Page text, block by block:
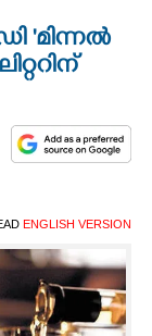
'മിന്നൽ
ENGLISH VERSION